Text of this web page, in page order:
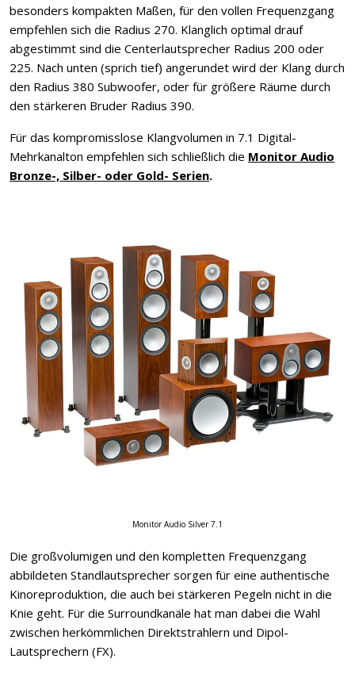
besonders kompakten Maßen, für den vollen Frequenzgang
empfehlen sich die Radius 270. Klanglich optimal drauf
abgestimmt sind die Centerlautsprecher Radius 200 oder
225. Nach unten (sprich tief) angerundet wird der Klang durch
den Radius 380 Subwoofer, oder für größere Räume durch
den stärkeren Bruder Radius 390.
Für das kompromisslose Klangvolumen in 7.1 Digital-
Mehrkanalton empfehlen sich schließlich die Monitor Audio
Bronze-, Silber- oder Gold- Serien.
Monitor Audio Silver 7.1
Die großvolumigen und den kompletten Frequenzgang
abbildeten Standlautsprecher sorgen für eine authentische
Kinoreproduktion, die auch bei stärkeren Pegeln nicht in die
Knie geht. Für die Surroundkanäle hat man dabei die Wahl
zwischen herkömmlichen Direktstrahlern und Dipol-
Lautsprechern (FX).